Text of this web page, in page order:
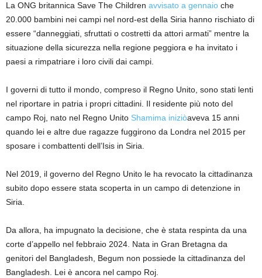
La ONG britannica Save The Children avvisato a gennaio che
20.000 bambini nei campi nel nord-est della Siria hanno rischiato di
essere “danneggiati, sfruttati o costretti da attori armati” mentre la
situazione della sicurezza nella regione peggiora e ha invitato i
paesi a rimpatriare i loro civili dai campi.
I governi di tutto il mondo, compreso il Regno Unito, sono stati lenti
nel riportare in patria i propri cittadini. Il residente più noto del
campo Roj, nato nel Regno Unito Shamima iniziòaveva 15 anni
quando lei e altre due ragazze fuggirono da Londra nel 2015 per
sposare i combattenti dell’Isis in Siria.
Nel 2019, il governo del Regno Unito le ha revocato la cittadinanza
subito dopo essere stata scoperta in un campo di detenzione in
Siria.
Da allora, ha impugnato la decisione, che è stata respinta da una
corte d’appello nel febbraio 2024. Nata in Gran Bretagna da
genitori del Bangladesh, Begum non possiede la cittadinanza del
Bangladesh. Lei è ancora nel campo Roj.